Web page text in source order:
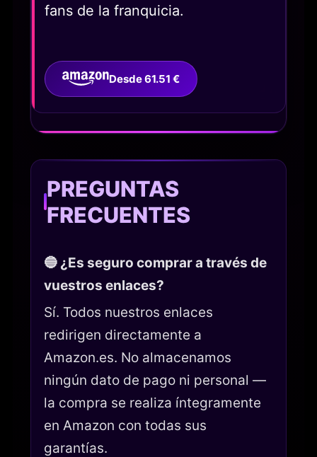
fans de la franquicia.
Desde 61.51 €
PREGUNTAS
FRECUENTES
🔵 ¿Es seguro comprar a través de
vuestros enlaces?
Sí. Todos nuestros enlaces
redirigen directamente a
Amazon.es. No almacenamos
ningún dato de pago ni personal —
la compra se realiza íntegramente
en Amazon con todas sus
garantías.